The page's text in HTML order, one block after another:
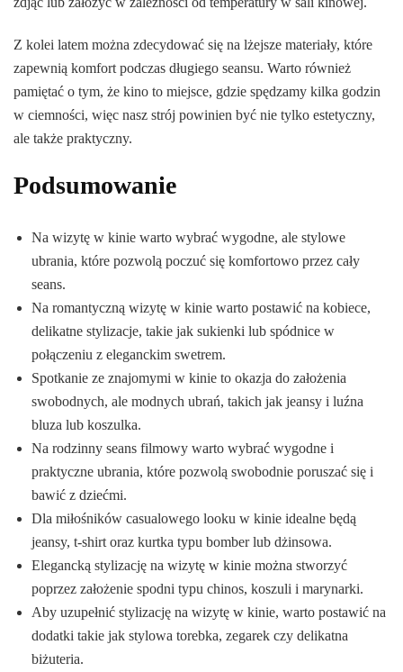
Z kolei latem można zdecydować się na lżejsze materiały, które
zapewnią komfort podczas długiego seansu. Warto również
pamiętać o tym, że kino to miejsce, gdzie spędzamy kilka godzin
w ciemności, więc nasz strój powinien być nie tylko estetyczny,
ale także praktyczny.
Podsumowanie
Na wizytę w kinie warto wybrać wygodne, ale stylowe
ubrania, które pozwolą poczuć się komfortowo przez cały
seans.
Na romantyczną wizytę w kinie warto postawić na kobiece,
delikatne stylizacje, takie jak sukienki lub spódnice w
połączeniu z eleganckim swetrem.
Spotkanie ze znajomymi w kinie to okazja do założenia
swobodnych, ale modnych ubrań, takich jak jeansy i luźna
bluza lub koszulka.
Na rodzinny seans filmowy warto wybrać wygodne i
praktyczne ubrania, które pozwolą swobodnie poruszać się i
bawić z dziećmi.
Dla miłośników casualowego looku w kinie idealne będą
jeansy, t-shirt oraz kurtka typu bomber lub dżinsowa.
Elegancką stylizację na wizytę w kinie można stworzyć
poprzez założenie spodni typu chinos, koszuli i marynarki.
Aby uzupełnić stylizację na wizytę w kinie, warto postawić na
dodatki takie jak stylowa torebka, zegarek czy delikatna
biżuteria.